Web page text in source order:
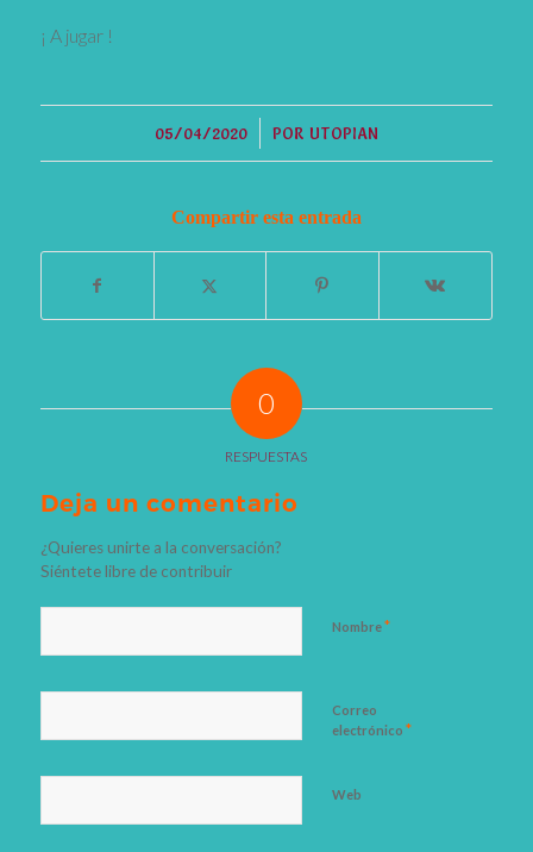
¡ A jugar !
05/04/2020
/ POR UTOPIAN
Compartir esta entrada
0
RESPUESTAS
Deja un comentario
¿Quieres unirte a la conversación?
Siéntete libre de contribuir
Nombre*
Correo
electrónico *
Web